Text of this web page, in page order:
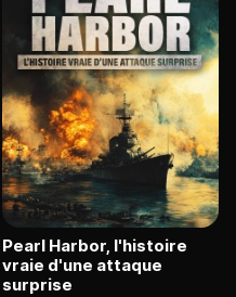
Pearl Harbor, l'histoire
vraie d'une attaque
surprise